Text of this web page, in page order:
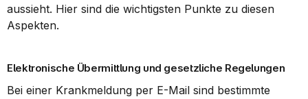
aussieht. Hier sind die wichtigsten Punkte zu diesen
Aspekten.
Elektronische Übermittlung und gesetzliche Regelungen
Bei einer Krankmeldung per E-Mail sind bestimmte